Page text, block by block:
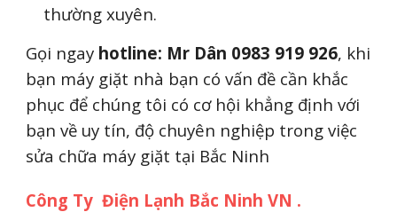
thường xuyên.
Gọi ngay hotline: Mr Dân 0983 919 926, khi
bạn máy giặt nhà bạn có vấn đề cần khắc
phục để chúng tôi có cơ hội khẳng định với
bạn về uy tín, độ chuyên nghiệp trong việc
sửa chữa máy giặt tại Bắc Ninh
Công Ty Điện Lạnh Bắc Ninh VN .